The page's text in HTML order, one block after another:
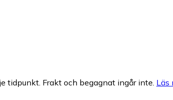
tidpunkt. Frakt och begagnat ingår inte. Läs